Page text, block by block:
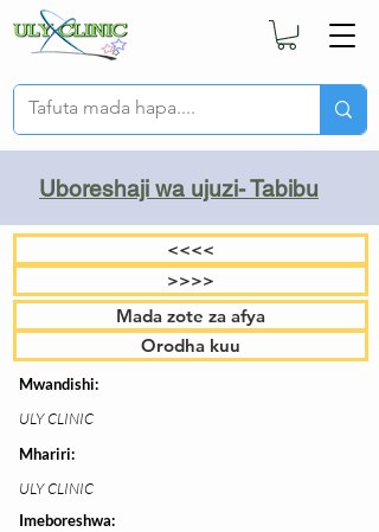
Uboreshaji wa ujuzi- Tabibu
<<<<
>>>>
Mada zote za afya
Orodha kuu
Mwandishi:
ULY CLINIC
Mhariri:
ULY CLINIC
Imeboreshwa: